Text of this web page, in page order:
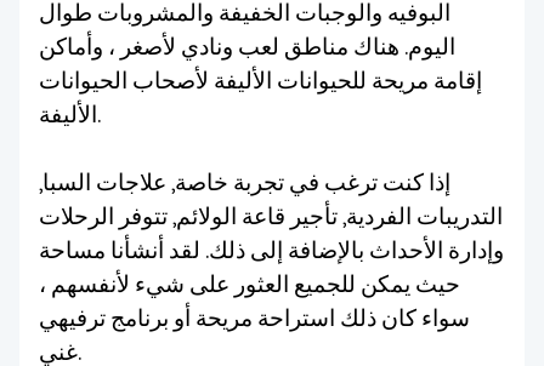
البوفيه والوجبات الخفيفة والمشروبات طوال
اليوم. هناك مناطق لعب ونادي لأصغر ، وأماكن
إقامة مريحة للحيوانات الأليفة لأصحاب الحيوانات
الأليفة.
إذا كنت ترغب في تجربة خاصة, علاجات السبا,
التدريبات الفردية, تأجير قاعة الولائم, تتوفر الرحلات
وإدارة الأحداث بالإضافة إلى ذلك. لقد أنشأنا مساحة
حيث يمكن للجميع العثور على شيء لأنفسهم ،
سواء كان ذلك استراحة مريحة أو برنامج ترفيهي
غني.